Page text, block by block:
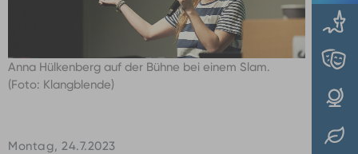
Anna Hülkenberg auf der Bühne bei einem Slam.
(Foto: Klangblende)
Montag, 24.7.2023